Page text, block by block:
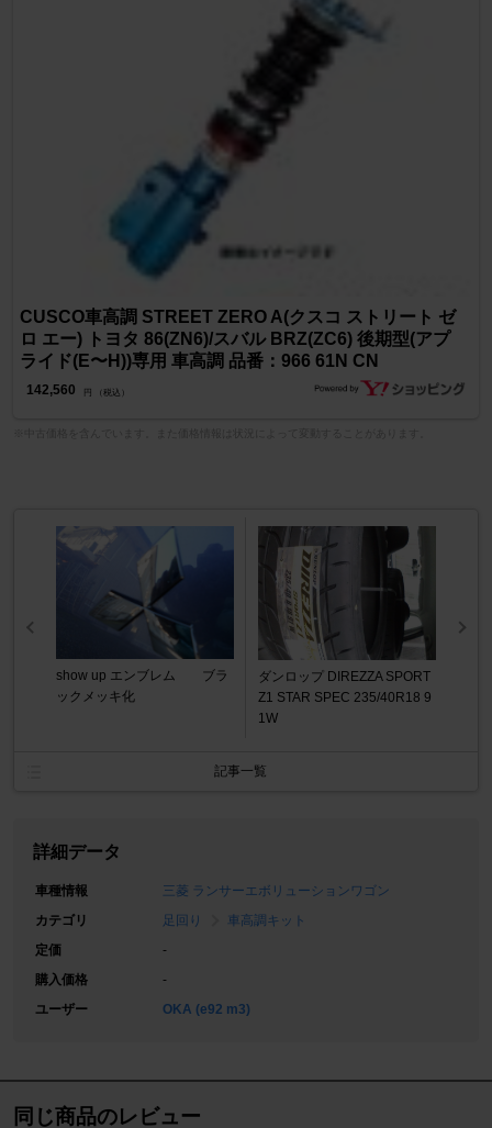
CUSCO車高調 STREET ZERO A(クスコ ストリート ゼ
ロ エー) トヨタ 86(ZN6)/スバル BRZ(ZC6) 後期型(アプ
ライド(E〜H))専用 車高調 品番：966 61N CN
142,560 円 （税込）
show up エンブレム ブラ
ックメッキ化
ダンロップ DIREZZA SPORT
Z1 STAR SPEC 235/40R18 9
1W
記事一覧
詳細データ
車種情報
三菱 ランサーエボリューションワゴン
カテゴリ
足回り
車高調キット
定価
-
購入価格
-
ユーザー
OKA (e92 m3)
同じ商品のレビュー